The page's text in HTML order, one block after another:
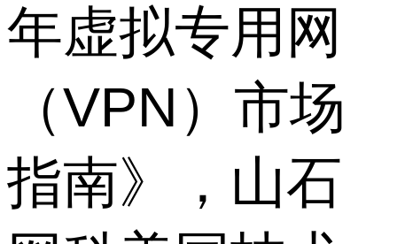
年虚拟专用网
（VPN）市场
指南》，山石